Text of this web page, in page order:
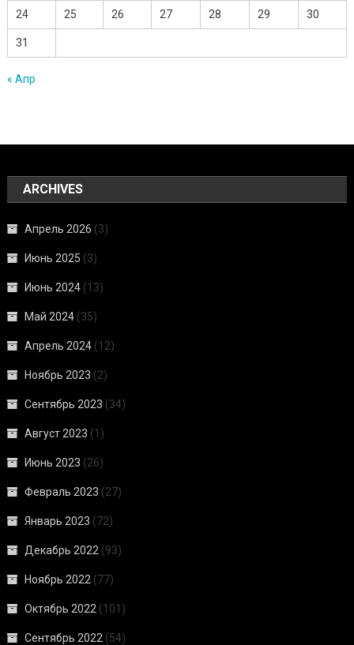
24 25 26 27 28 29 30
31
« Апр
ARCHIVES
Апрель 2026 (3)
Июнь 2025 (3)
Июнь 2024 (13)
Май 2024 (35)
Апрель 2024 (12)
Ноябрь 2023 (2)
Сентябрь 2023 (34)
Август 2023 (1)
Июнь 2023 (26)
Февраль 2023 (27)
Январь 2023 (72)
Декабрь 2022 (93)
Ноябрь 2022 (77)
Октябрь 2022 (101)
Сентябрь 2022 (54)